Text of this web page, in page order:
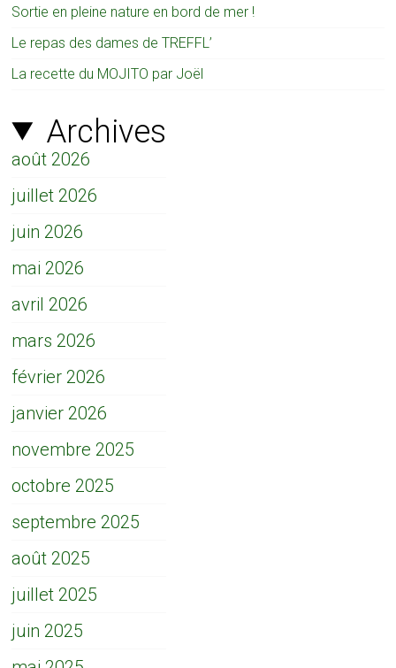
Sortie en pleine nature en bord de mer !
Le repas des dames de TREFFL’
La recette du MOJITO par Joël
Archives
août 2026
juillet 2026
juin 2026
mai 2026
avril 2026
mars 2026
février 2026
janvier 2026
novembre 2025
octobre 2025
septembre 2025
août 2025
juillet 2025
juin 2025